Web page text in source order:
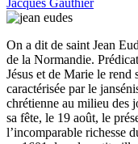
On a dit de saint Jean
de la Normandie.
Jésus et de Marie le rend
caractérisée par le
chrétienne au milieu des
sa fête, le 19 août, le
l’incomparable richesse